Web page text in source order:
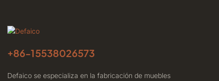
+86-15538026573
Defaico se especializa en la fabricación de muebles